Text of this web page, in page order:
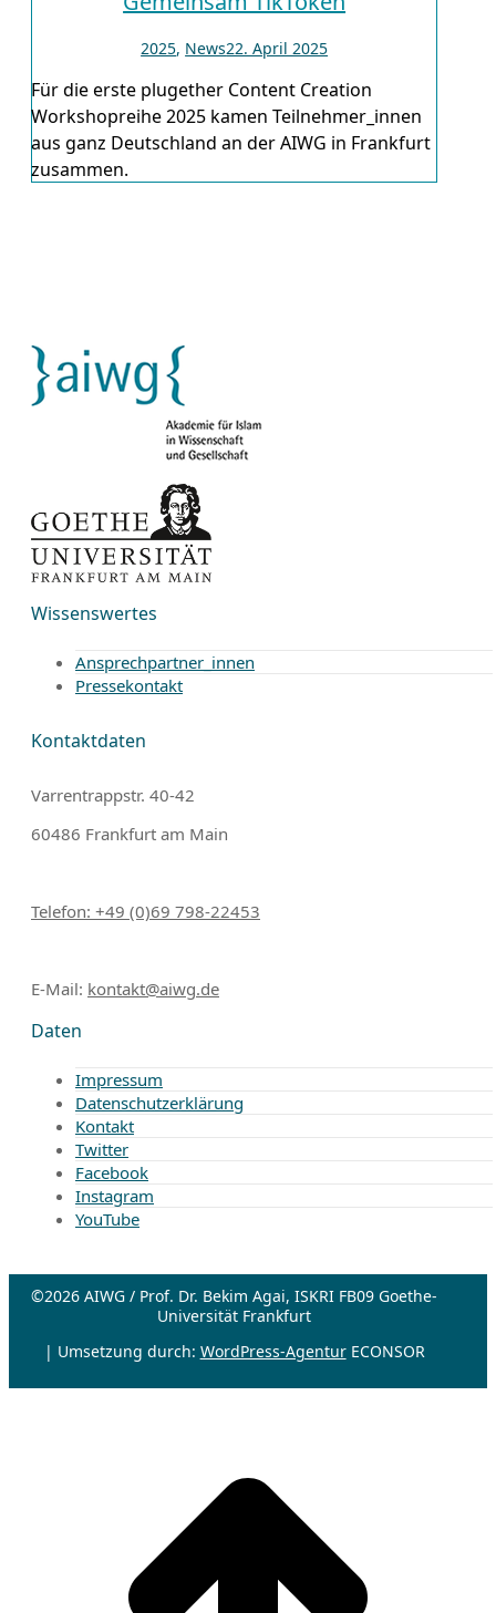
2025, News22. April 2025
Für die erste plugether Content Creation
Workshopreihe 2025 kamen Teilnehmer_innen
aus ganz Deutschland an der AIWG in Frankfurt
zusammen.
Wissenswertes
Ansprechpartner_innen
Pressekontakt
Kontaktdaten
Varrentrappstr. 40-42
60486 Frankfurt am Main
Telefon: +49 (0)69 798-22453
E-Mail: kontakt@aiwg.de
Daten
Impressum
Datenschutzerklärung
Kontakt
Twitter
Facebook
Instagram
YouTube
©2026 AIWG / Prof. Dr. Bekim Agai, ISKRI FB09 Goethe-
Universität Frankfurt
| Umsetzung durch: WordPress-AgenturECONSOR